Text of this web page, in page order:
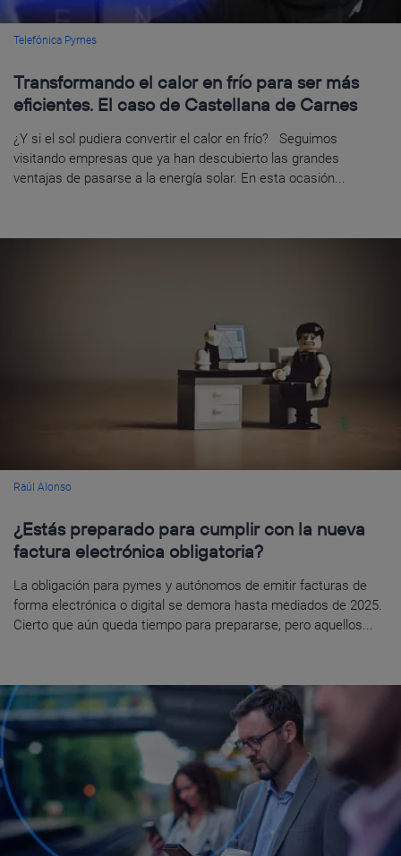
Telefónica Pymes
Transformando el calor en frío para ser más
eficientes. El caso de Castellana de Carnes
¿Y si el sol pudiera convertir el calor en frío? Seguimos
visitando empresas que ya han descubierto las grandes
ventajas de pasarse a la energía solar. En esta ocasión...
Raúl Alonso
¿Estás preparado para cumplir con la nueva
factura electrónica obligatoria?
La obligación para pymes y autónomos de emitir facturas de
forma electrónica o digital se demora hasta mediados de 2025.
Cierto que aún queda tiempo para prepararse, pero aquellos...